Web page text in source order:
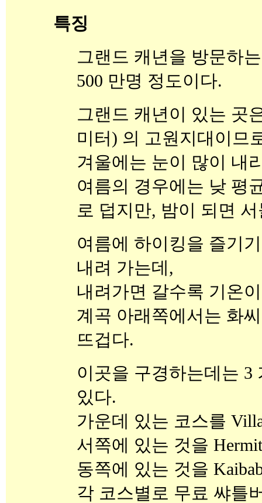
특징
그랜드 캐년을 방문하
500 만명 정도이다.
그랜드 캐년이 있는 곳
미터) 의 고원지대이므
겨울에는 눈이 많이 내
여름의 경우에는 낮 평
로 덥지만, 밤이 되면
여름에 하이킹을 즐기
내려 가는데,
내려가면 갈수록 기온
계곡 아래쪽에서는 화
뜨겁다.
이곳을 구경하는데는 3
있다.
가운데 있는 코스를
서쪽에 있는 것을
동쪽에 있는 것을
각 코스별로 무료 쌰틀